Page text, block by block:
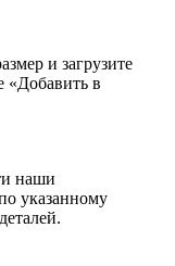
и загрузите
«Добавить в
наши
указанному